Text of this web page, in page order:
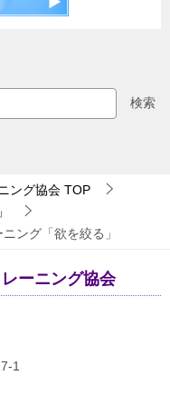
検索
ング協会 TOP
ング「欲を絞る」
ーニング協会
1